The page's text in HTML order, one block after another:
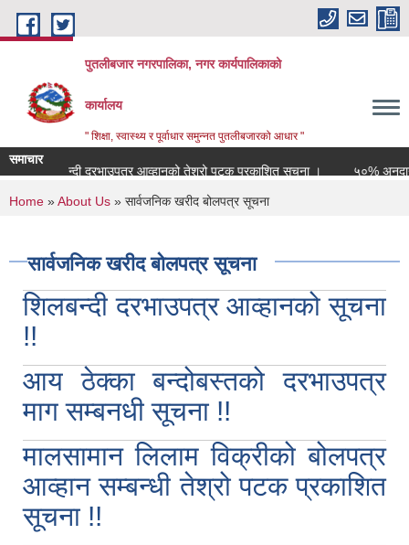
Skip to main content
पुतलीबजार नगरपालिका, नगर कार्यपालिकाको
कार्यालय
" शिक्षा, स्वास्थ्य र पूर्वाधार समुन्नत पुतलीबजारको आधार "
समाचार
शिलवन्दी दरभाउपत्र आव्हानको तेश्रो पटक प्रकाशित सूचना ।
५०%
You are here
Home »About Us » सार्वजनिक खरीद बोलपत्र सूचना
सार्वजनिक खरीद बोलपत्र सूचना
शिलबन्दी दरभाउपत्र आव्हानको सूचना
!!
आय ठेक्का बन्दोबस्तको दरभाउपत्र
माग सम्बनधी सूचना !!
मालसामान लिलाम विक्रीको बोलपत्र
आव्हान सम्बन्धी तेश्रो पटक प्रकाशित
सूचना !!